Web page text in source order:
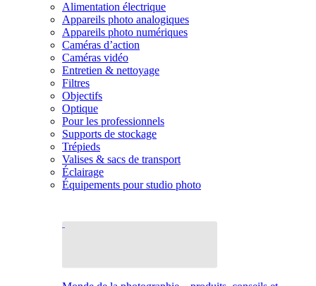
Alimentation électrique
Appareils photo analogiques
Appareils photo numériques
Caméras d’action
Caméras vidéo
Entretien & nettoyage
Filtres
Objectifs
Optique
Pour les professionnels
Supports de stockage
Trépieds
Valises & sacs de transport
Éclairage
Équipements pour studio photo